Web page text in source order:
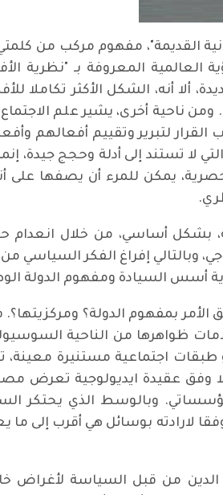
القديمة"، مفهوم مركب من
العالمية المعروفة بـ
ألا أنه، الشكل الأكثر تكاملا
ناحية أخرى، يشير علم
لتبرير وتقييم أفعالهم
لا تستند إلى أدلة وحجج جيدة،
حصرية، يمكن للمرء أن يصفها
بشكل أساسي، من خلال انعدام
وبالتالي إفراغ الفكر السياسي
أسس السيادة ومفهوم الدولة
بمفهوم الدولة؟ ومركزيتها؟.
ظواهرها من الناحية
اجتماعية مستنيرة معينة،
عقيدة ايديولوجية تعرض
وبالوسط الذي يحتكر
بوسائل هي أقرب إلى ما
من قبل السياسة لأغراض